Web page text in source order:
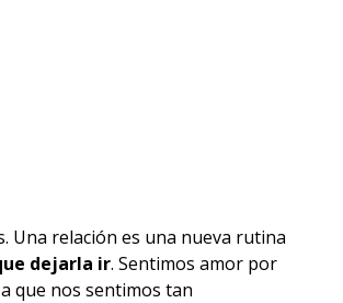
Una relación es una nueva rutina
dejarla ir. Sentimos amor por
que nos sentimos tan